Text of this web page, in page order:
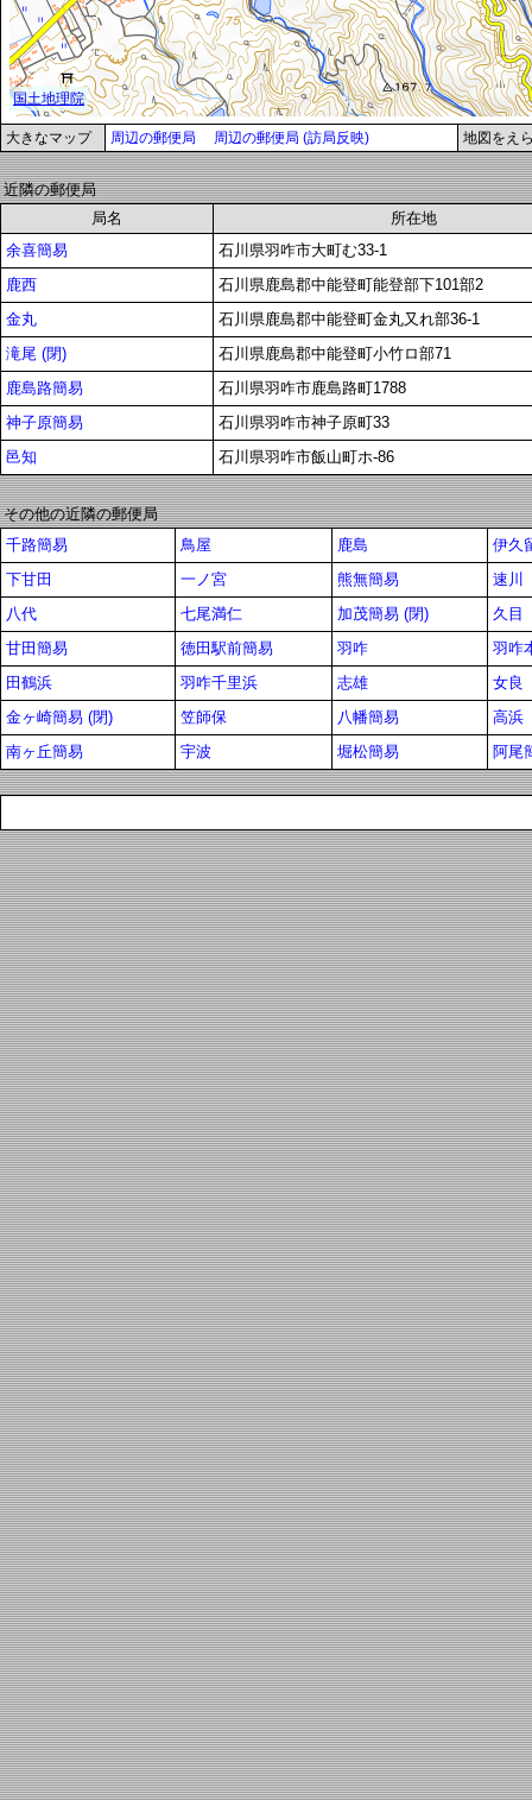
大きなマップ 周辺の郵便局 周辺の郵便局 (訪局反映) 地図をえ
近隣の郵便局
局名
所在地
余喜簡易
石川県羽咋市大町む33-1
鹿西
石川県鹿島郡中能登町能登部下101部2
金丸
石川県鹿島郡中能登町金丸又れ部36-1
滝尾 (閉)
石川県鹿島郡中能登町小竹ロ部71
鹿島路簡易
石川県羽咋市鹿島路町1788
神子原簡易
石川県羽咋市神子原町33
邑知
石川県羽咋市飯山町ホ-86
その他の近隣の郵便局
千路簡易
鳥屋 鹿島
伊久
下甘田
一ノ宮 熊無簡易
速川
八代
七尾満仁 加茂簡易 (閉)
久目
甘田簡易
徳田駅前簡易 羽咋
羽咋
田鶴浜
羽咋千里浜 志雄
女良
金ヶ崎簡易 (閉)
笠師保 八幡簡易
高浜
南ヶ丘簡易
宇波 堀松簡易 阿尾